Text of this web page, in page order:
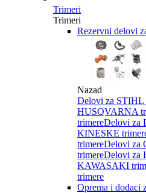
Trimeri
Trimeri
Rezervni delovi
Nazad
Delovi za STIHL
HUSQVARNA
trimereDelovi za
KINESKE
trimereDelovi za
trimereDelovi za
KAWASAKI
trimere
Oprema i dodaci